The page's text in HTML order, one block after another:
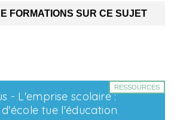
FORMATIONS SUR CE SUJET
RESSOURCES
- L'emprise scolaire :
tue l'éducation